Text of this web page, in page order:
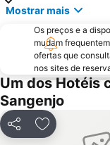
Praia de Lapamán
Castelo de
Bueu
Monasterio da
Praia da Punta
Estación de Tren de
Praia de Aguete
Mostrar mais
Os preços e a
mudam
ofertas que
nos sites de
Um dos Hotéis
Sangenjo
PartilharAdicionar